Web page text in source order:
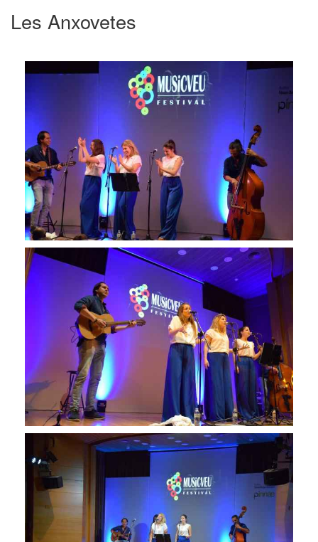
Les Anxovetes